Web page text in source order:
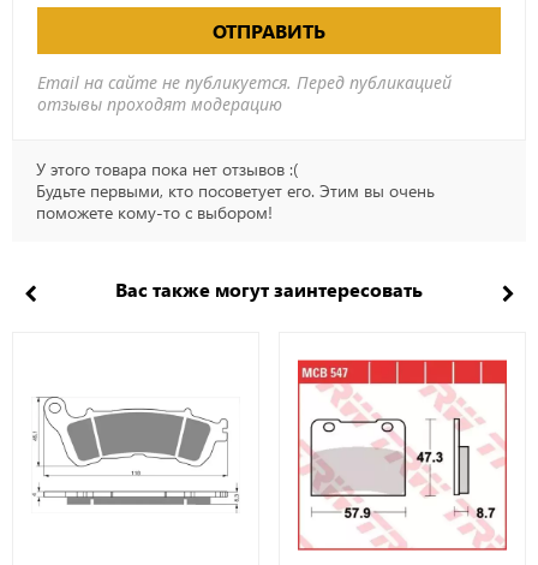
ОТПРАВИТЬ
Email на сайте не публикуется. Перед публикацией
отзывы проходят модерацию
У этого товара пока нет отзывов :(
Будьте первыми, кто посоветует его. Этим вы очень
поможете кому-то с выбором!
Вас также могут заинтересовать